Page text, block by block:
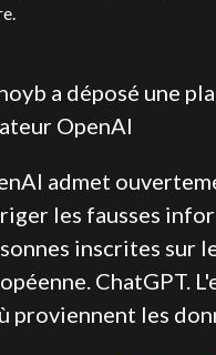
a déposé une
OpenAI
admet
les fausses
inscrites sur
ChatGPT.
proviennent les